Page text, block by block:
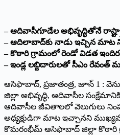
– ఆదివాసీగూడేల అభివృద్ధితోనే
– ఆదిలాబాద్‌కు నాడు ఇచ్చిన మాట
– కొఠారి గ్రామంలో రెండో విడత
– ఇండ్ల లబ్దిదారులతో సీఎం రేవంత్
ఆసిఫాబాద్, ప్రజాతంత్ర, జూన్ 1 :
జిల్లా అభివృద్ధి, ఆదివాసీల
ఆదివాసీల జీవితాలలో వెలుగులు
అధ్యక్షుడిగా మాట ఇచ్చానని
కొమరంభీమ్ ఆసిఫాబాద్ జిల్లా